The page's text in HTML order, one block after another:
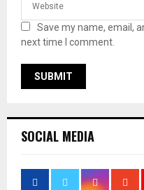
Save my name, email,
next time I comment.
SOCIAL MEDIA